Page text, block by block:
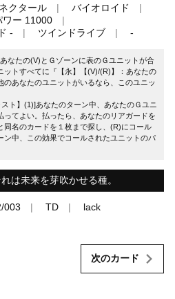
クタール
バイオロイド
ワー 11000
- ツインドライブ -
なたの(V)とＧゾーンに表のＧユニットが合
ットすべてに『【永】【(V)/(R)】：あなたの
あなたのユニットがいるなら、このユニッ
ト】(1)]あなたのターン中、あなたのＧユニ
ってよい。払ったら、あなたのリアガードを
同名のカードを１枚まで探し、(R)にコール
ン中、この効果でコールされたユニットのパ
は未来を芽吹かせる種。
003 TD lack
次のカード